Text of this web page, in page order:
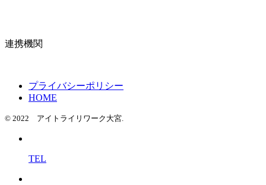
連携機関
プライバシーポリシー
HOME
© 2022 アイトライリワーク大宮.
TEL